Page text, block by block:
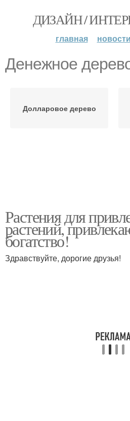
ДИЗАЙН /
главная новости
Денежное
Долларовое дерево
Растения для
растений,
богатство!
Здравствуйте, дорогие друзья!